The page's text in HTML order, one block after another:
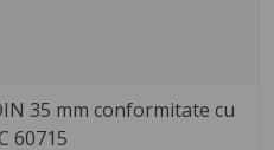
35 mm conformitate cu
60715